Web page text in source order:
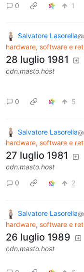
0 1
Salvatore Lasorella
hardware, software e
28 luglio 1981
cdn.masto.host
0 5
Salvatore Lasorella
hardware, software e
27 luglio 1981
cdn.masto.host
0
2
Salvatore Lasorella
hardware, software e
26 luglio 1989
cdn.masto.host